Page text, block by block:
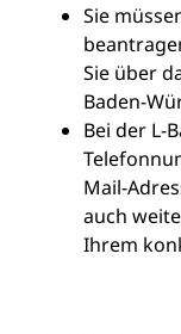
Sie
Sie über
Baden-
Bei der L-
Mail-
auch
Ihrem